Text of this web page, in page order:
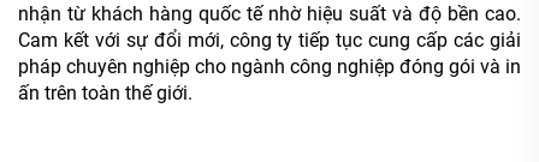
nhận từ khách hàng quốc tế nhờ hiệu suất và độ bền cao.
Cam kết với sự đổi mới, công ty tiếp tục cung cấp các giải
pháp chuyên nghiệp cho ngành công nghiệp đóng gói và in
ấn trên toàn thế giới.